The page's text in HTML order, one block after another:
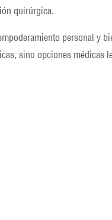
quirúrgica.
personal y
sino opciones médicas